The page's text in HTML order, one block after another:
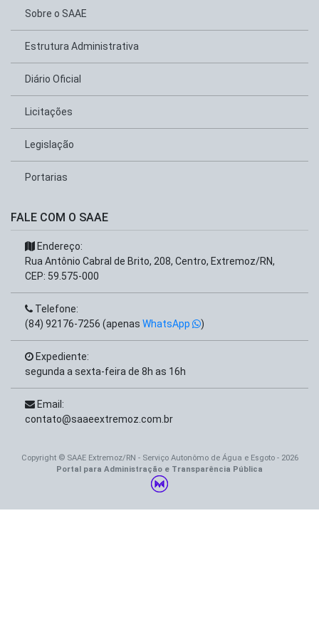
Sobre o SAAE
Estrutura Administrativa
Diário Oficial
Licitações
Legislação
Portarias
FALE COM O SAAE
Endereço:
Rua Antônio Cabral de Brito, 208, Centro, Extremoz/RN,
CEP: 59.575-000
Telefone:
(84) 92176-7256 (apenas WhatsApp )
Expediente:
segunda a sexta-feira de 8h as 16h
Email:
contato@saaeextremoz.com.br
Copyright © SAAE Extremoz/RN - Serviço Autonômo de Água e Esgoto - 2026
Portal para Administração e Transparência Pública